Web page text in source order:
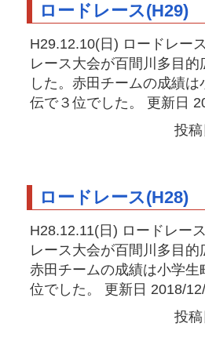
ロードレース(H29)
H29.12.10(日) ロードレー
レース大会が百間川多目的
した。赤田チームの成績
伝で３位でした。 更新日
投
ロードレース(H28)
H28.12.11(日) ロードレー
レース大会が百間川多目的
赤田チームの成績は小学生
位でした。 更新日 2018/
投